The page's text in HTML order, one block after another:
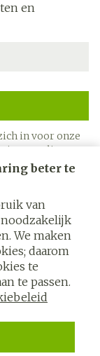
beter te
van
noodzakelijk
We maken
daarom
te
te passen.
en
in voor onze
policy.